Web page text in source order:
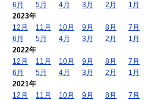
6月
5月 4月 3月 2月
1月
2023年
12月
11月 10月 9月 8月
7月
6月
5月 4月 3月 2月
1月
2022年
12月
11月 10月 9月 8月
7月
6月
5月 4月 3月 2月
1月
2021年
12月
11月 10月 9月 8月
7月